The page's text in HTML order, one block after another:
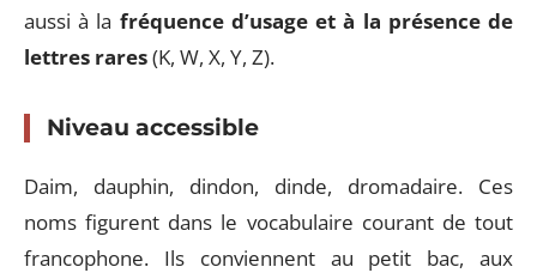
aussi à la fréquence d’usage et à la présence de
lettres rares(K, W, X, Y, Z).
Niveau accessible
Daim, dauphin, dindon, dinde, dromadaire. Ces
noms figurent dans le vocabulaire courant de tout
francophone. Ils conviennent au petit bac, aux